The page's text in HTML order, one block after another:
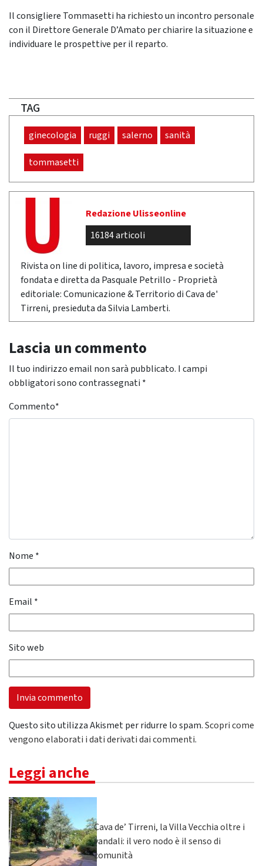
Il consigliere Tommasetti ha richiesto un incontro personale
con il Direttore Generale D’Amato per chiarire la situazione e
individuare le prospettive per il reparto.
TAG
ginecologia ruggi salerno sanità
tommasetti
Redazione Ulisseonline
16184 articoli
Rivista on line di politica, lavoro, impresa e società
fondata e diretta da Pasquale Petrillo - Proprietà
editoriale: Comunicazione & Territorio di Cava de'
Tirreni, presieduta da Silvia Lamberti.
Lascia un commento
Il tuo indirizzo email non sarà pubblicato. I campi
obbligatori sono contrassegnati *
Commento*
Nome *
Email *
Sito web
Questo sito utilizza Akismet per ridurre lo spam.Scopri come
vengono elaborati i dati derivati dai commenti.
Leggi anche
Cava de’ Tirreni, la Villa Vecchia oltre i
vandali: il vero nodo è il senso di
comunità